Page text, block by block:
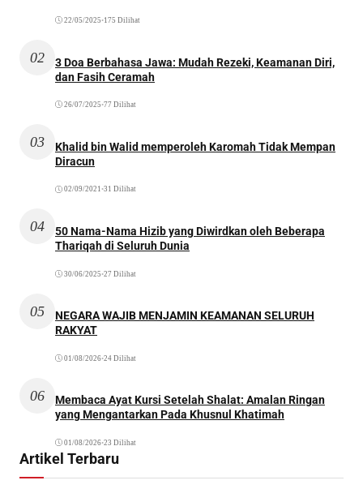
22/05/2025 •175 Dilihat
02
3 Doa Berbahasa Jawa: Mudah Rezeki, Keamanan Diri,
dan Fasih Ceramah
26/07/2025 •77 Dilihat
03
Khalid bin Walid memperoleh Karomah Tidak Mempan
Diracun
02/09/2021 •31 Dilihat
04
50 Nama-Nama Hizib yang Diwirdkan oleh Beberapa
Thariqah di Seluruh Dunia
30/06/2025 •27 Dilihat
05
NEGARA WAJIB MENJAMIN KEAMANAN SELURUH
RAKYAT
01/08/2026•24 Dilihat
06
Membaca Ayat Kursi Setelah Shalat: Amalan Ringan
yang Mengantarkan Pada Khusnul Khatimah
01/08/2026•23 Dilihat
Artikel Terbaru